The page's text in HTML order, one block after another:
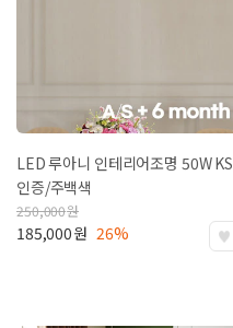
LED 루아니 인테리어조명 50WKS
인증/주백색
250,000원
185,000원 26%